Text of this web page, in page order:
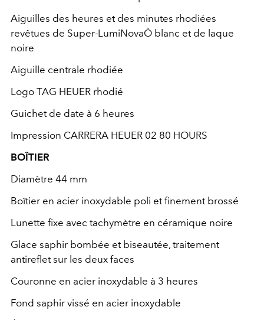
Aiguilles des heures et des minutes rhodiées
revêtues de Super‑LumiNovaÒ blanc et de laque
noire
Aiguille centrale rhodiée
Logo TAG HEUER rhodié
Guichet de date à 6 heures
Impression CARRERA HEUER 02 80 HOURS
BOÎTIER
Diamètre 44 mm
Boîtier en acier inoxydable poli et finement brossé
Lunette fixe avec tachymètre en céramique noire
Glace saphir bombée et biseautée, traitement
antireflet sur les deux faces
Couronne en acier inoxydable à 3 heures
Fond saphir vissé en acier inoxydable